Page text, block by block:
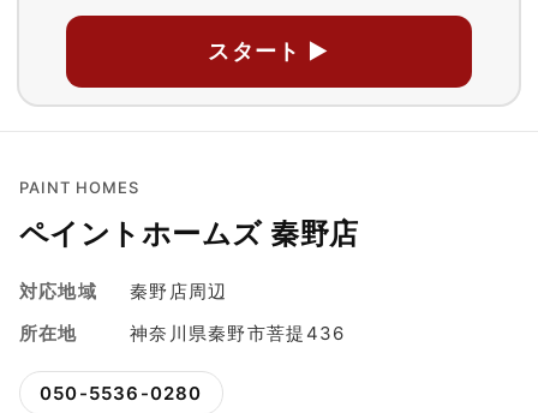
スタート ▶
PAINT HOMES
ペイントホームズ 秦野店
対応地域
秦野店周辺
所在地
神奈川県秦野市菩提436
050-5536-0280